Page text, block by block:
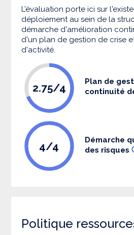
L’évaluation porte ici sur
déploiement au sein de la
démarche d'amélioration
d'un plan de gestion de crise
d'activité.
2.75/4
Plan de
continuité
4/4
Démarche
des risques
Politique